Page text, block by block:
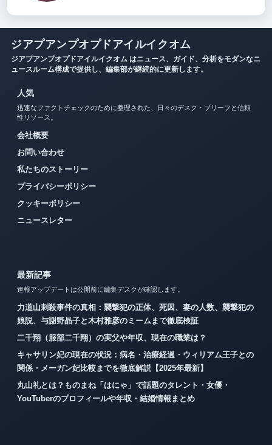
ジアプアンプオプドアイルイクオム
ジアプアンプオプドアイルイクオム はニュース、ガイド、分析をモダンなニ
ュースルーム構成で提供し、編集部が継続的に更新します。
人気
迅速なファクトチェックのために整理された、日々のデスク・ブリーフと信頼
性リソース。
会社概要
お問い合わせ
私たちのストーリー
プライバシーポリシー
クッキーポリシー
ニュースレター
最新記事
速報アップデートは公開前に編集デスクが確認します。
力道山刺殺事件の真相：襲撃犯の正体、死因、妻の人数、襲撃犯の
娘説、与謝野晶子と木村雅彦のミームまで徹底検証
二千翔（服部二千翔）の実父や年収、現在の職業は？
キャサリン妃の現在の状況：病名・治療経過・ウィリアム王子との
関係・メーガン妃比較までを徹底解説【2025年最新】
丸山礼とは？ものまね「はにゃ」で話題のタレント・女優・
YouTuberのプロフィールや年収・結婚情報まとめ